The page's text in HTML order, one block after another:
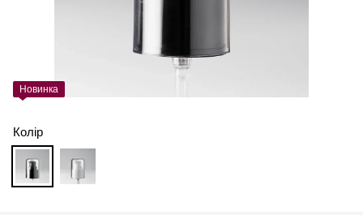
Новинка
Колір